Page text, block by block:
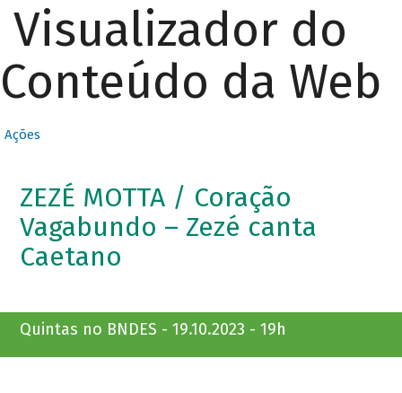
Visualizador do
Conteúdo da Web
Ações
ZEZÉ MOTTA / Coração
Vagabundo – Zezé canta
Caetano
Quintas no BNDES - 19.10.2023 - 19h